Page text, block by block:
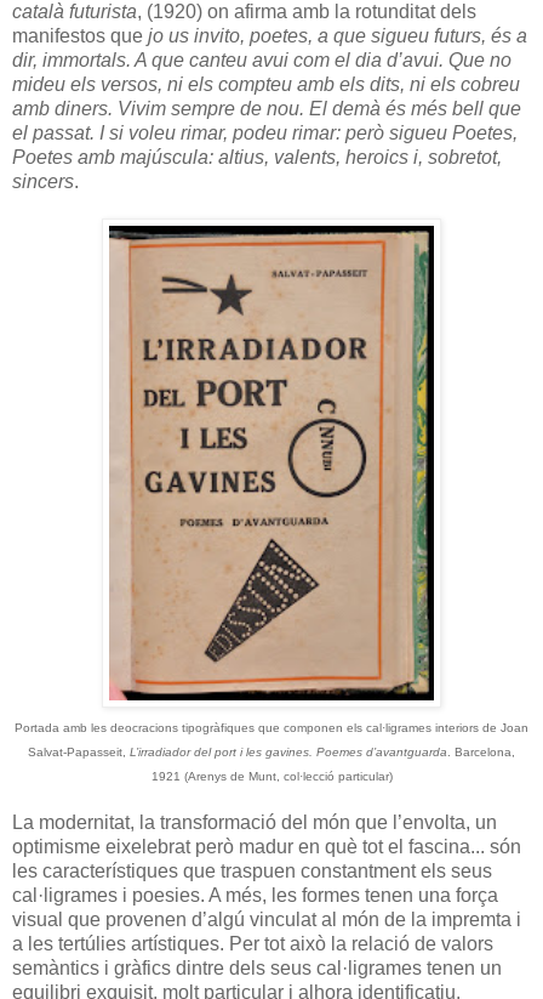
català futurista, (1920) on afirma amb la rotunditat dels
manifestos que jo us invito, poetes, a que sigueu futurs, és a
dir, immortals. A que canteu avui com el dia d’avui. Que no
mideu els versos, ni els compteu amb els dits, ni els cobreu
amb diners. Vivim sempre de nou. El demà és més bell que
el passat. I si voleu rimar, podeu rimar: però sigueu Poetes,
Poetes amb majúscula: altius, valents, heroics i, sobretot,
sincers.
Portada amb les deocracions tipogràfiques que componen els cal·ligrames interiors de Joan
Salvat-Papasseit, L’irradiador del port i les gavines. Poemes d’avantguarda . Barcelona,
1921 (Arenys de Munt, col·lecció particular)
La modernitat, la transformació del món que l’envolta, un
optimisme eixelebrat però madur en què tot el fascina... són
les característiques que traspuen constantment els seus
cal·ligrames i poesies. A més, les formes tenen una força
visual que provenen d’algú vinculat al món de la impremta i
a les tertúlies artístiques. Per tot això la relació de valors
semàntics i gràfics dintre dels seus cal·ligrames tenen un
equilibri exquisit, molt particular i alhora identificatiu.